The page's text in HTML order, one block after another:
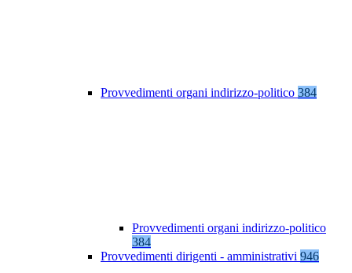
Provvedimenti organi indirizzo-politico 384
Provvedimenti organi indirizzo-politico
384
Provvedimenti dirigenti - amministrativi 946